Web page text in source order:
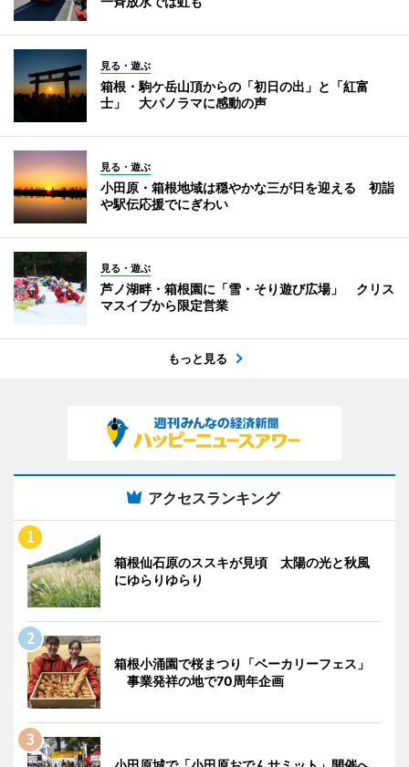
見る・遊ぶ
箱根・駒ケ岳山頂からの「初日の出」と「紅富
士」 大パノラマに感動の声
見る・遊ぶ
小田原・箱根地域は穏やかな三が日を迎える 初詣
や駅伝応援でにぎわい
見る・遊ぶ
芦ノ湖畔・箱根園に「雪・そり遊び広場」 クリス
マスイブから限定営業
もっと見る
アクセスランキング
箱根仙石原のススキが見頃 太陽の光と秋風
にゆらりゆらり
箱根小涌園で桜まつり「ベーカリーフェス」
事業発祥の地で70周年企画